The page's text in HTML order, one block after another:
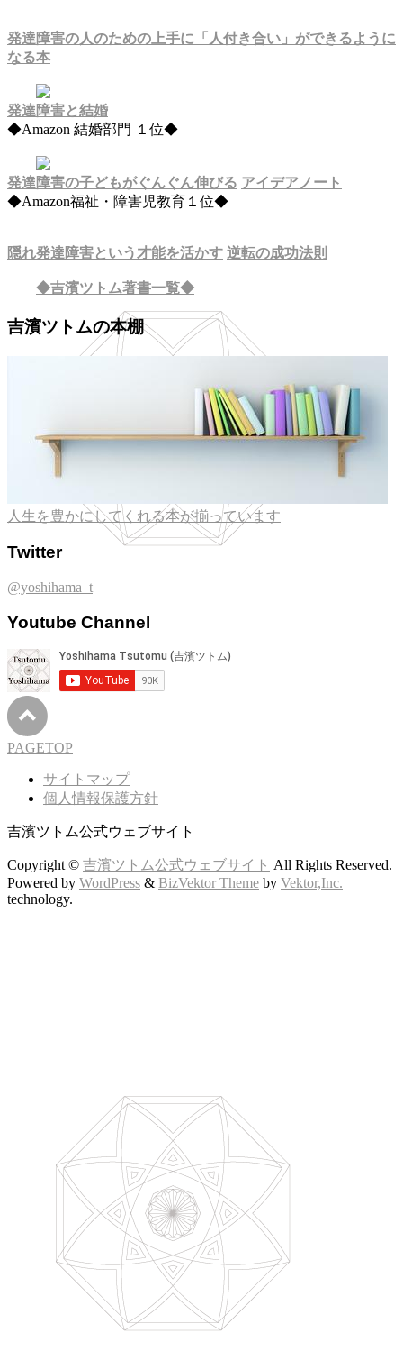
発達障害の人のための上手に「人付き合い」ができるように
なる本
発達障害と結婚
◆Amazon 結婚部門 １位◆
発達障害の子どもがぐんぐん伸びる アイデアノート
◆Amazon福祉・障害児教育１位◆
隠れ発達障害という才能を活かす 逆転の成功法則
◆吉濱ツトム著書一覧◆
吉濱ツトムの本棚
人生を豊かにしてくれる本が揃っています
Twitter
@yoshihama_t
Youtube Channel
PAGETOP
サイトマップ
個人情報保護方針
吉濱ツトム公式ウェブサイト
Copyright © 吉濱ツトム公式ウェブサイト All Rights Reserved.
Powered by WordPress & BizVektor Theme by Vektor,Inc.
technology.